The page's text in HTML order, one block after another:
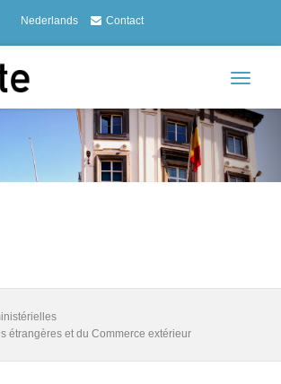
Nederlands Contact
Toggle
étrangères et du Commerce extérieur